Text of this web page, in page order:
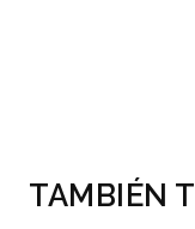
TAMBIÉN